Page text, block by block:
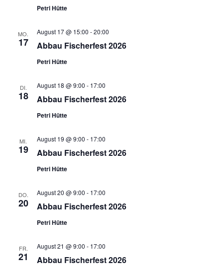
Petri Hütte
MO.
17 Abbau Fischerfest 2026
August 17 @ 15:00 -20:00
Petri Hütte
DI.
18 Abbau Fischerfest 2026
August 18 @ 9:00 - 17:00
Petri Hütte
MI.
19 Abbau Fischerfest 2026
August 19 @ 9:00 - 17:00
Petri Hütte
DO.
20 Abbau Fischerfest 2026
August 20 @ 9:00 - 17:00
Petri Hütte
FR.
21 Abbau Fischerfest 2026
August 21 @ 9:00 - 17:00